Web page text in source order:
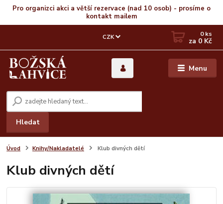
Pro organizci akci a větší rezervace (nad 10 osob) - prosíme o
kontakt mailem
Menu
CZK
Hledat
0ks
za 0 Kč
Úvod Knihy/Nakladatelé Klub divných dětí
Klub divných dětí